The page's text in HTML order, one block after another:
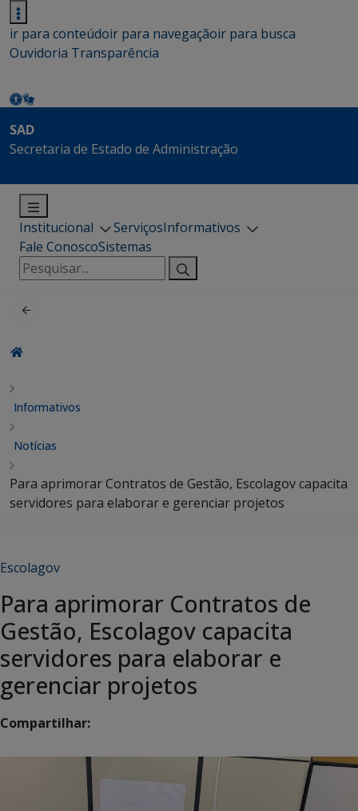
ir para conteúdoir para navegaçãoir para busca
Ouvidoria Transparência
SAD
Secretaria de Estado de Administração
Institucional ServiçosInformativos
Fale ConoscoSistemas
Pesquisar
por:
Informativos
Notícias
Para aprimorar Contratos de Gestão, Escolagov capacita
servidores para elaborar e gerenciar projetos
Escolagov
Para aprimorar Contratos de
Gestão, Escolagov capacita
servidores para elaborar e
gerenciar projetos
Compartilhar: